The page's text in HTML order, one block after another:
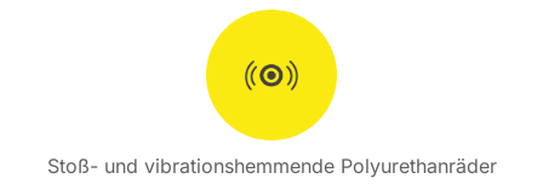
Stoß- und vibrationshemmende Polyurethanräder